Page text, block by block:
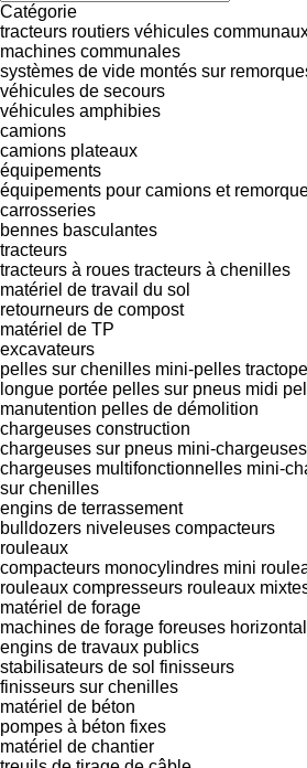
Catégorie
tracteurs routiers véhicules
machines communales
systèmes de vide montés sur
véhicules de secours
véhicules amphibies
camions
camions plateaux
équipements
équipements pour camions et
carrosseries
bennes basculantes
tracteurs
tracteurs à roues tracteurs à chenilles
matériel de travail du sol
retourneurs de compost
matériel de TP
excavateurs
pelles sur chenilles mini-pelles
longue portée pelles sur pneus midi
manutention pelles de démolition
chargeuses construction
chargeuses sur pneus mini-
chargeuses multifonctionnelles mini-
sur chenilles
engins de terrassement
bulldozers niveleuses compacteurs
rouleaux
compacteurs monocylindres mini
rouleaux compresseurs rouleaux
matériel de forage
machines de forage foreuses
engins de travaux publics
stabilisateurs de sol finisseurs
finisseurs sur chenilles
matériel de béton
pompes à béton fixes
matériel de chantier